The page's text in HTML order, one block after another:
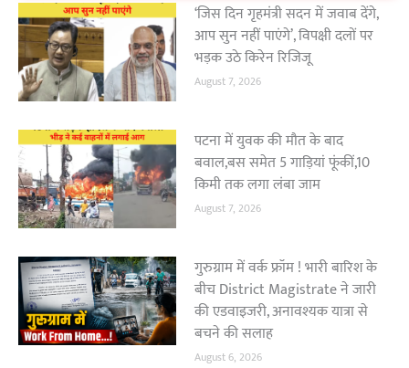
‘जिस दिन गृहमंत्री सदन में जवाब देंगे,
आप सुन नहीं पाएंगे’, विपक्षी दलों पर
भड़क उठे किरेन रिजिजू
August 7, 2026
पटना में युवक की मौत के बाद
बवाल,बस समेत 5 गाड़ियां फूंकीं,10
किमी तक लगा लंबा जाम
August 7, 2026
गुरुग्राम में वर्क फ्रॉम ! भारी बारिश के
बीच District Magistrate ने जारी
की एडवाइजरी, अनावश्यक यात्रा से
बचने की सलाह
August 6, 2026